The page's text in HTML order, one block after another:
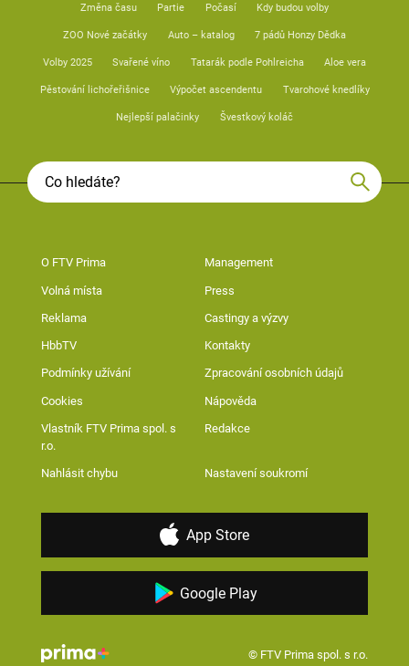
Změna času Partie Počasí Kdy budou volby
ZOO Nové začátky Auto – katalog 7 pádů Honzy Dědka
Volby 2025 Svařené víno Tatarák podle Pohlreicha Aloe vera
Pěstování lichořeřišnice Výpočet ascendentu Tvarohové knedlíky
Nejlepší palačinky Švestkový koláč
O FTV Prima Management
Volná místa Press
Reklama Castingy a výzvy
HbbTV Kontakty
Podmínky užívání Zpracování osobních údajů
Cookies Nápověda
Vlastník FTV Prima spol. s
r.o.
Redakce
Nahlásit chybu Nastavení soukromí
App Store
Google Play
© FTV Prima spol. s r.o.